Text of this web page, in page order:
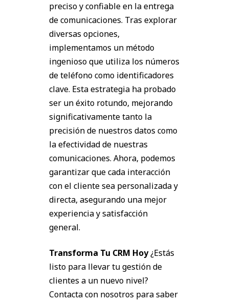
preciso y confiable en la entrega
de comunicaciones. Tras explorar
diversas opciones,
implementamos un método
ingenioso que utiliza los números
de teléfono como identificadores
clave. Esta estrategia ha probado
ser un éxito rotundo, mejorando
significativamente tanto la
precisión de nuestros datos como
la efectividad de nuestras
comunicaciones. Ahora, podemos
garantizar que cada interacción
con el cliente sea personalizada y
directa, asegurando una mejor
experiencia y satisfacción
general.
Transforma Tu CRM Hoy¿Estás
listo para llevar tu gestión de
clientes a un nuevo nivel?
Contacta con nosotros para saber